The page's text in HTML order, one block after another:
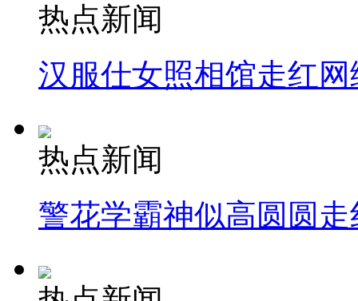
热点新闻
汉服仕女照相馆走红网
热点新闻
警花学霸神似高圆圆走